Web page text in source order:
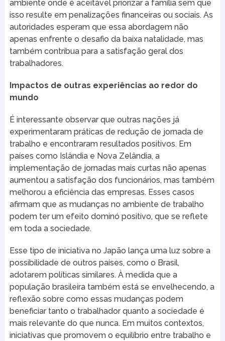
ambiente onde é aceitável priorizar a família sem que
isso resulte em penalizações financeiras ou sociais. As
autoridades esperam que essa abordagem não
apenas enfrente o desafio da baixa natalidade, mas
também contribua para a satisfação geral dos
trabalhadores.
Impactos de outras experiências ao redor do
mundo
É interessante observar que outras nações já
experimentaram práticas de redução de jornada de
trabalho e encontraram resultados positivos. Em
países como Islândia e Nova Zelândia, a
implementação de jornadas mais curtas não apenas
aumentou a satisfação dos funcionários, mas também
melhorou a eficiência das empresas. Esses casos
afirmam que as mudanças no ambiente de trabalho
podem ter um efeito dominó positivo, que se reflete
em toda a sociedade.
Esse tipo de iniciativa no Japão lança uma luz sobre a
possibilidade de outros países, como o Brasil,
adotarem políticas similares. À medida que a
população brasileira também está se envelhecendo, a
reflexão sobre como essas mudanças podem
beneficiar tanto o trabalhador quanto a sociedade é
mais relevante do que nunca. Em muitos contextos,
iniciativas que promovem o equilíbrio entre trabalho e